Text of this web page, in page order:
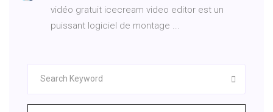
vidéo gratuit icecream video editor est un
puissant logiciel de montage ...